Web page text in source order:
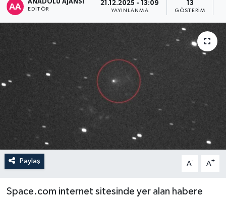
ANADOLU AJANSI
EDITÖR
21.12.2025 - 13:09
YAYINLANMA
13
GÖSTERIM
Paylaş A- A+
Space.com internet sitesinde yer alan habere
EĞİTİM
OTOPARK
Haber Arşivi